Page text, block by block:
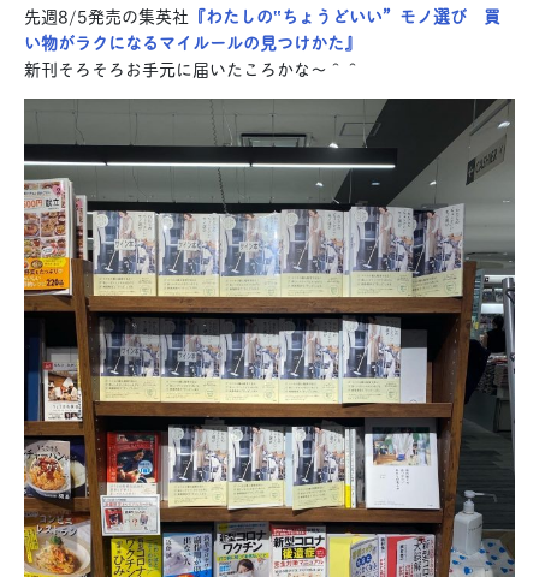
先週8/5発売の集英社 『わたしの‟ちょうどいい”モノ選び 買
い物がラクになるマイルールの見つけかた』
新刊そろそろお手元に届いたころかな〜＾＾